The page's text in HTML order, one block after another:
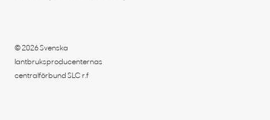
© 2026 Svenska
lantbruksproducenternas
centralförbund SLC r.f